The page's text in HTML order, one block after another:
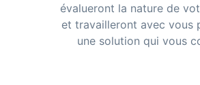
évalueront la nature de
et travailleront avec vous
une solution qui vous